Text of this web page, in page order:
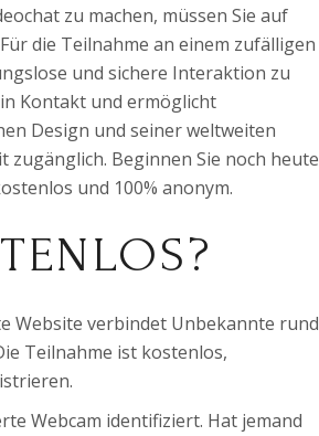
zu machen, müssen Sie auf
die Teilnahme an einem zufälligen
und sichere Interaktion zu
Kontakt und ermöglicht
Design und seiner weltweiten
Beginnen Sie noch heute
und 100% anonym.
Website verbindet Unbekannte rund
Teilnahme ist kostenlos,
Webcam identifiziert. Hat jemand